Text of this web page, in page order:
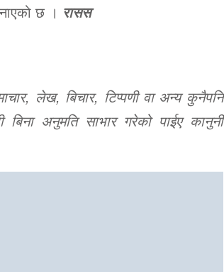
छ । रासस
लेख, बिचार, टिप्पणी वा अन्य कुनैपनि
बिना अनुमति साभार गरेको पाईए कानुनी